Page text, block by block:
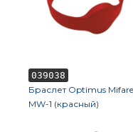
039038
Браслет Optimus Mifare
MW-1 (красный)